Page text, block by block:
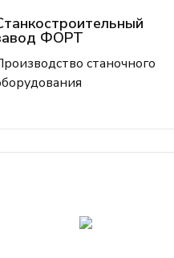
ФОРТ
станочного